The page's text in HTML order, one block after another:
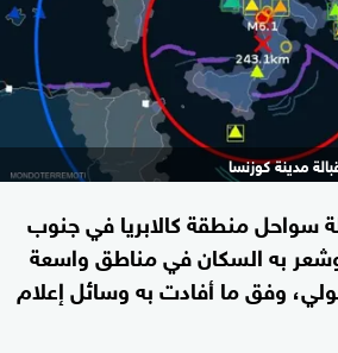
مدينة كوزنسا
سواحل منطقة كالابريا في جنوب
وشعر به السكان في مناطق واسعة
وفق ما أفادت به وسائل إعلام